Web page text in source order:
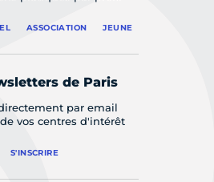
ASSOCIATION JEUNE
de Paris
par email
vos centres d'intérêt
S'INSCRIRE